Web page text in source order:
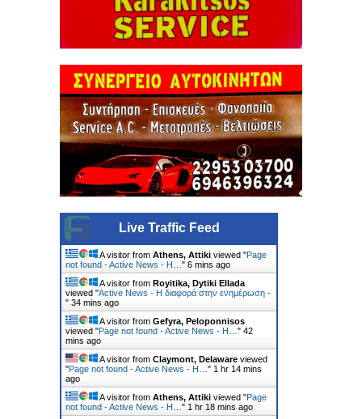
Live Traffic Feed
A visitor from Athens, Attiki viewed "Page
not found - Active News - Η… " 6 mins ago
A visitor from Royitika, Dytiki Ellada
viewed "Active News - Η διαφορά στην ενημέρωση -
" 34 mins ago
A visitor from Gefyra, Peloponnisos
viewed "Page not found - Active News - Η… " 42
mins ago
A visitor from Claymont, Delaware viewed
"Page not found - Active News - Η… " 1 hr 14 mins
ago
A visitor from Athens, Attiki viewed "Page
not found - Active News - Η… " 1 hr 18 mins ago